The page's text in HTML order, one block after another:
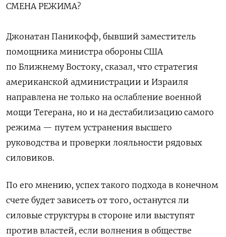
СМЕНА РЕЖИМА?
Джонатан Паникофф, бывший заместитель
помощника министра ‌обороны США
по Ближнему Востоку, сказал, что стратегия
американской администрации и Израиля
направлена не только на ослабление военной
мощи Тегерана, но и на дестабилизацию самого
режима — путем устранения высшего
руководства и проверки лояльности рядовых
силовиков.
По его мнению, успех такого подхода в конечном
счете будет зависеть от того, останутся ли
силовые ​структуры в стороне или выступят
против властей, если волнения ​в обществе